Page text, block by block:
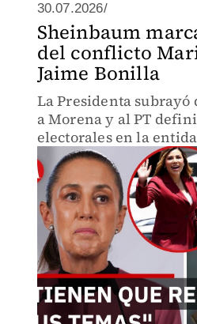
30.07.2026/
Sheinbaum
del conflicto
Jaime Bonilla
La Presidenta subrayó
a Morena y al PT
electorales en la